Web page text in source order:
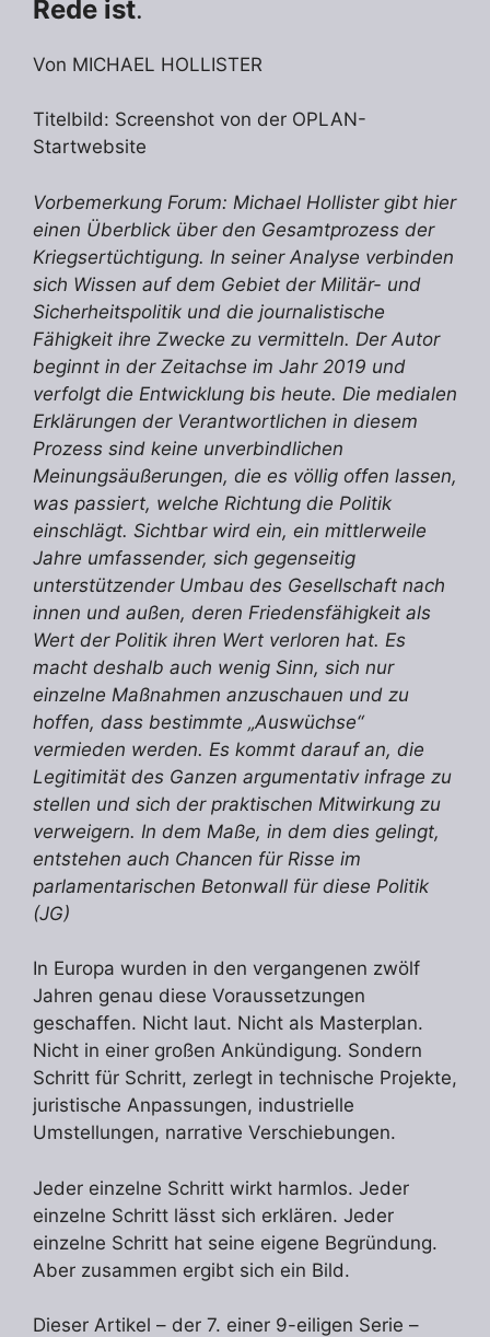
Rede ist.
Von MICHAEL HOLLISTER
Titelbild: Screenshot von der OPLAN-
Startwebsite
Vorbemerkung Forum: Michael Hollister gibt hier
einen Überblick über den Gesamtprozess der
Kriegsertüchtigung. In seiner Analyse verbinden
sich Wissen auf dem Gebiet der Militär- und
Sicherheitspolitik und die journalistische
Fähigkeit ihre Zwecke zu vermitteln. Der Autor
beginnt in der Zeitachse im Jahr 2019 und
verfolgt die Entwicklung bis heute. Die medialen
Erklärungen der Verantwortlichen in diesem
Prozess sind keine unverbindlichen
Meinungsäußerungen, die es völlig offen lassen,
was passiert, welche Richtung die Politik
einschlägt. Sichtbar wird ein, ein mittlerweile
Jahre umfassender, sich gegenseitig
unterstützender Umbau des Gesellschaft nach
innen und außen, deren Friedensfähigkeit als
Wert der Politik ihren Wert verloren hat. Es
macht deshalb auch wenig Sinn, sich nur
einzelne Maßnahmen anzuschauen und zu
hoffen, dass bestimmte „Auswüchse“
vermieden werden. Es kommt darauf an, die
Legitimität des Ganzen argumentativ infrage zu
stellen und sich der praktischen Mitwirkung zu
verweigern. In dem Maße, in dem dies gelingt,
entstehen auch Chancen für Risse im
parlamentarischen Betonwall für diese Politik
(JG)
In Europa wurden in den vergangenen zwölf
Jahren genau diese Voraussetzungen
geschaffen. Nicht laut. Nicht als Masterplan.
Nicht in einer großen Ankündigung. Sondern
Schritt für Schritt, zerlegt in technische Projekte,
juristische Anpassungen, industrielle
Umstellungen, narrative Verschiebungen.
Jeder einzelne Schritt wirkt harmlos. Jeder
einzelne Schritt lässt sich erklären. Jeder
einzelne Schritt hat seine eigene Begründung.
Aber zusammen ergibt sich ein Bild.
Dieser Artikel – der 7. einer 9-eiligen Serie –